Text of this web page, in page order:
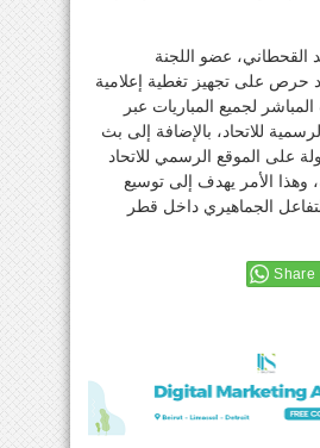
القحطاني، عضو اللجنة
حرص على تجهيز تغطية إعلامية
لجميع المباريات عبر
للاتحاد، بالإضافة إلى بث
على الموقع الرسمي للاتحاد
وهذا الأمر يهدف إلى توسيع
الجماهيري داخل قطر
Share